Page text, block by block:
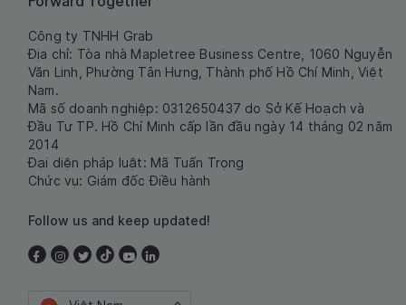
Công ty TNHH Grab
Địa chỉ: Tòa nhà Mapletree Business Centre, 1060 Nguyễn
Văn Linh, Phường Tân Hưng, Thành phố Hồ Chí Minh, Việt
Nam.
Mã số doanh nghiệp: 0312650437 do Sở Kế Hoạch và
Đầu Tư TP. Hồ Chí Minh cấp lần đầu ngày 14 tháng 02 năm
2014
Đại diện pháp luật: Mã Tuấn Trọng
Chức vụ: Giám đốc Điều hành
Follow us and keep updated!